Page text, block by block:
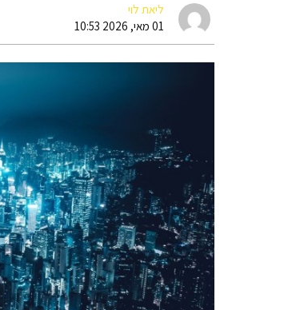
ליאת לוי
01 מאי, 2026 10:53